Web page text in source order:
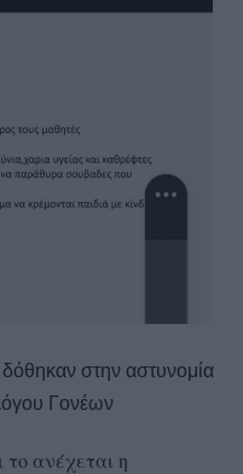
στην αστυνομία
Γονέων
το ανέχεται η